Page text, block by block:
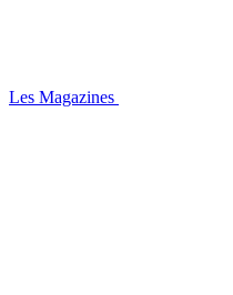
Les Magazines